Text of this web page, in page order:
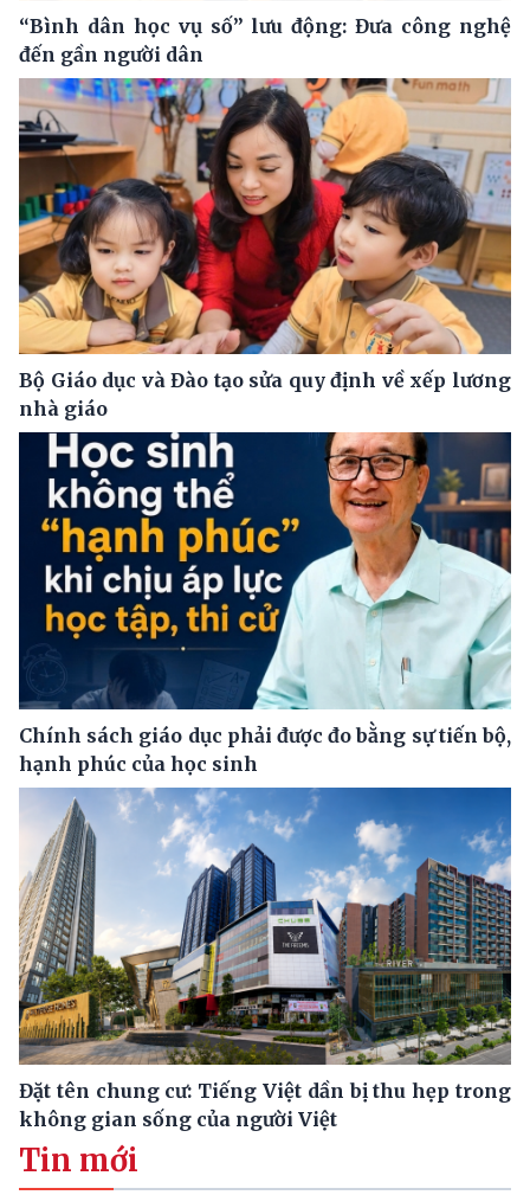
“Bình dân học vụ số” lưu động: Đưa công nghệ
đến gần người dân
Bộ Giáo dục và Đào tạo sửa quy định về xếp lương
nhà giáo
Chính sách giáo dục phải được đo bằng sự tiến bộ,
hạnh phúc của học sinh
Đặt tên chung cư: Tiếng Việt dần bị thu hẹp trong
không gian sống của người Việt
Tin mới